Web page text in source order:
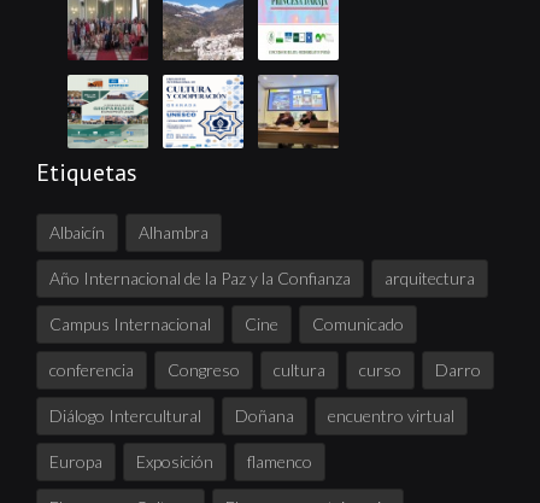
Etiquetas
Albaicín Alhambra
Año Internacional de la Paz y la Confianza arquitectura
Campus Internacional Cine Comunicado
conferencia Congreso cultura curso Darro
Diálogo Intercultural Doñana encuentro virtual
Europa Exposición flamenco